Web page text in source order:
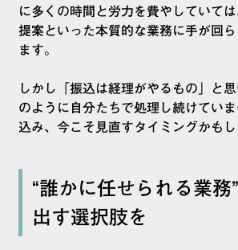
に多くの時間と労力を費やしていて
提案といった本質的な業務に手が回
ます。
しかし「振込は経理がやるもの」と
のように自分たちで処理し続けてい
込み、今こそ見直すタイミングかもし
“誰かに任せられる業務
出す選択肢を